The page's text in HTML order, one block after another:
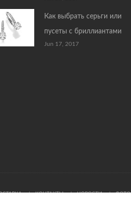
Как выбрать серьги или
пусеты с бриллиантами
Jun 17, 2017
КОНТАКТЫ НОВОСТИ ФОТО